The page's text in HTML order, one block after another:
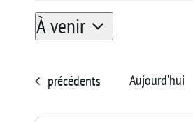
Mon Compte
À venir
Sélectionnez
date.
Évènements
précédents Aujourd’hui